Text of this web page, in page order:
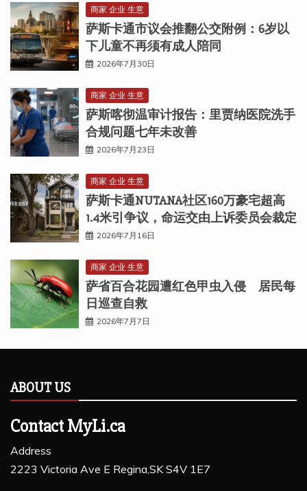
商家 企业 生意
萨斯卡通市议会推翻公交附例：6岁以
下儿童不再须有成人陪同
2026年7月30日
商家 企业 生意
萨斯喀彻温审计报告：里贾纳医院洗手
合规问题七年未改善
2026年7月23日
商家 企业 生意
萨斯卡通NUTANA社区160万豪宅超高
1.4米引争议，命运交由上诉委员会裁定
2026年7月16日
商家 企业 生意
萨省百合花园遭红色甲虫入侵 居民每
日巡查自救
2026年7月7日
ABOUT US
Contact MyLi.ca
Address
2223 Victoria Ave E Regina,SK S4V 1E7